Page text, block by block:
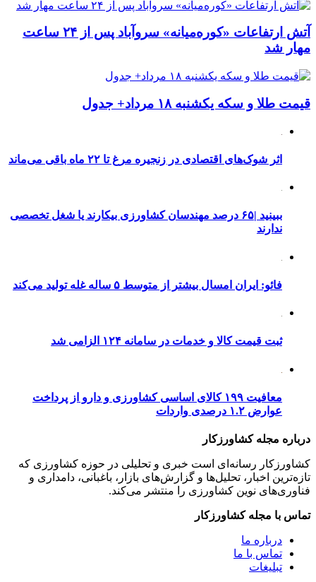
آتش ارتفاعات «کوره‌میانه» سروآباد پس از ۲۴ ساعت
مهار شد
قیمت طلا و سکه یکشنبه ۱۸ مرداد+ جدول
اثر شوک‌های اقتصادی در زنجیره مرغ تا ۲۲ ماه باقی می‌ماند
ببینید |۶۵ درصد مهندسان کشاورزی بیکارند یا شغل تخصصی
ندارند
فائو: ایران امسال بیشتر از متوسط ۵ ساله غله تولید می‌کند
ثبت قیمت کالا و خدمات در سامانه ۱۲۴ الزامی شد
معافیت ۱۹۹ کالای اساسی کشاورزی و دارو از پرداخت
عوارض ۱.۲ درصدی واردات
درباره مجله کشاورزکار
کشاورزکار رسانه‌ای است خبری و تحلیلی در حوزه کشاورزی که
تازه‌ترین اخبار، تحلیل‌ها و گزارش‌های بازار، باغبانی، دامداری و
فناوری‌های نوین کشاورزی را منتشر می‌کند.
تماس با مجله کشاورزکار
درباره ما
تماس با ما
تبلیغات